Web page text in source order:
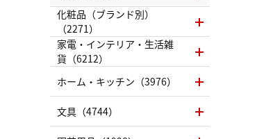
化粧品（ブランド別）
（2271）
家電・インテリア・生活雑
貨（6212）
ホーム・キッチン（3976）
文具（4744）